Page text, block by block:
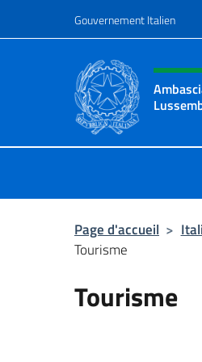
Gouvernement Italien
Site Web,
Page d'accueil >
Tourisme
Tourisme